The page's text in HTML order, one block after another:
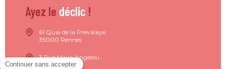
Ayez le déclic !
61 Quai de la Prévalaye
35000 Rennes
3 Rue Maya Angelou
44200 Nantes